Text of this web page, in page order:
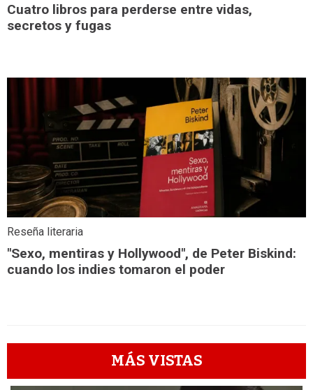
Cuatro libros para perderse entre vidas,
secretos y fugas
Reseña literaria
"Sexo, mentiras y Hollywood", de Peter Biskind:
cuando los indies tomaron el poder
MÁS VISTAS